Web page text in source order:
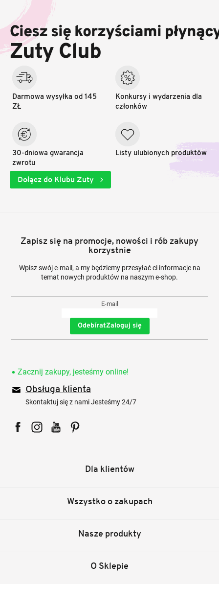
p
k
a
Ciesz się korzyściami
Zuty Club
Darmowa wysyłka od 145
ZŁ
30-dniowa gwarancja
zwrotu
Konkursy i wydarzenia dla
członków
Listy ulubionych produktów
Dołącz do Klubu Zuty
Zapisz się na promocje, nowości i rób zakupy
korzystnie
Wpisz swój e-mail, a my będziemy przesyłać ci informacje na
temat nowych produktów na naszym e-shop.
E-mail
Zaloguj się
Zacznij zakupy, jesteśmy online!
Obsługa klienta
Skontaktuj się z nami Jesteśmy 24/7
Dla klientów
Wszystko o zakupach
Nasze produkty
O Sklepie